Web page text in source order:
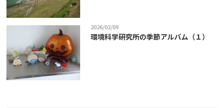
2026/02/09
環境科学研究所の季節アルバム（１）